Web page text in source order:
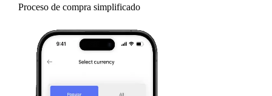
Proceso de compra simplificado